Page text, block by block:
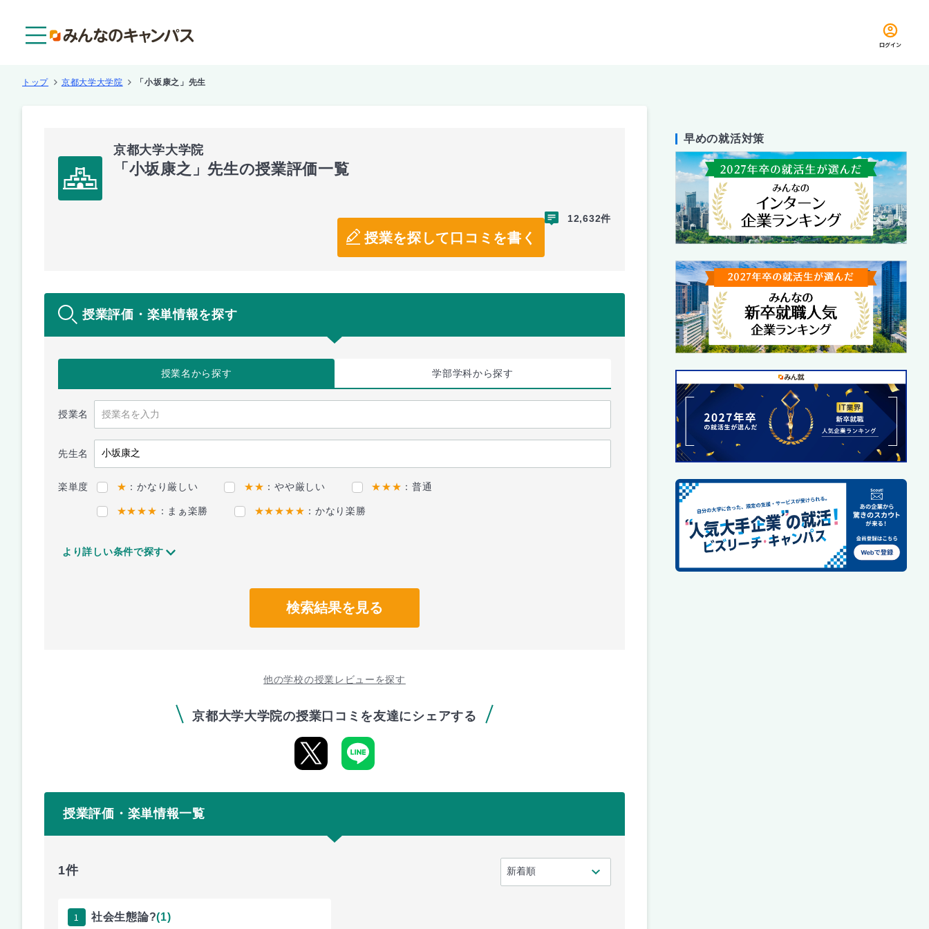
ログイン
トップ 京都大学大学院 「小坂康之」先生
京都大学大学院
「小坂康之」先生の授業評価一覧
授業を探して口コミを書く
12,632件
授業評価・楽単情報を探す
授業名から探す 学部学科から探す
授業名
先生名
楽単度 ★ ：かなり厳しい ★★ ：やや厳しい ★★★ ：普通
★★★★ ：まぁ楽勝 ★★★★★ ：かなり楽勝
より詳しい条件で探す
検索結果を見る
他の学校の授業レビューを探す
京都大学大学院の授業口コミを友達にシェアする
授業評価・楽単情報一覧
1件
1 社会生態論?(1)
早めの就活対策